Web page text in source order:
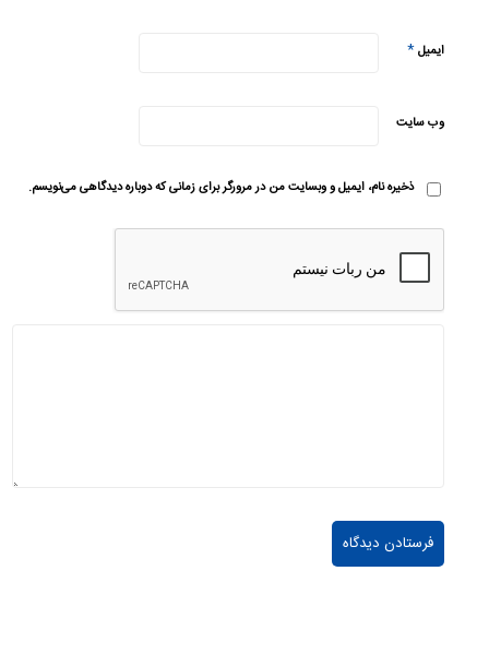
ایمیل*
وب‌ سایت
ذخیره نام، ایمیل و وبسایت من در مرورگر برای زمانی که دوباره دیدگاهی می‌نویسم.